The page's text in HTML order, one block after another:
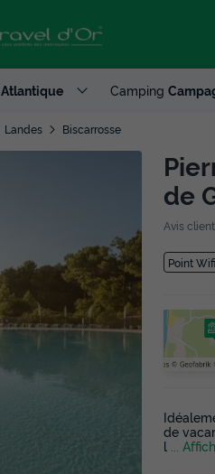
Atlantique Camping
Landes Biscarrosse
de
Avis
Point
de
l
...